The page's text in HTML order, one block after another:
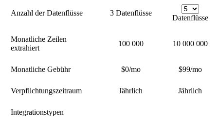
Anzahl der Datenflüsse 3 Datenflüsse
Datenflüsse
Monatliche Zeilen
extrahiert
100 000 10 000 000
Monatliche Gebühr $0/mo $99/mo
Verpflichtungszeitraum Jährlich Jährlich
Integrationstypen